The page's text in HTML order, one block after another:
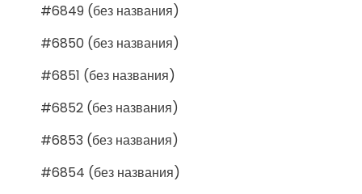
#6849 (без названия)
#6850 (без названия)
#6851 (без названия)
#6852 (без названия)
#6853 (без названия)
#6854 (без названия)